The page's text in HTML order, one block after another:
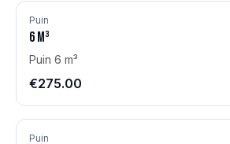
Puin
6 m³
Puin 6 m³
€275.00
Puin